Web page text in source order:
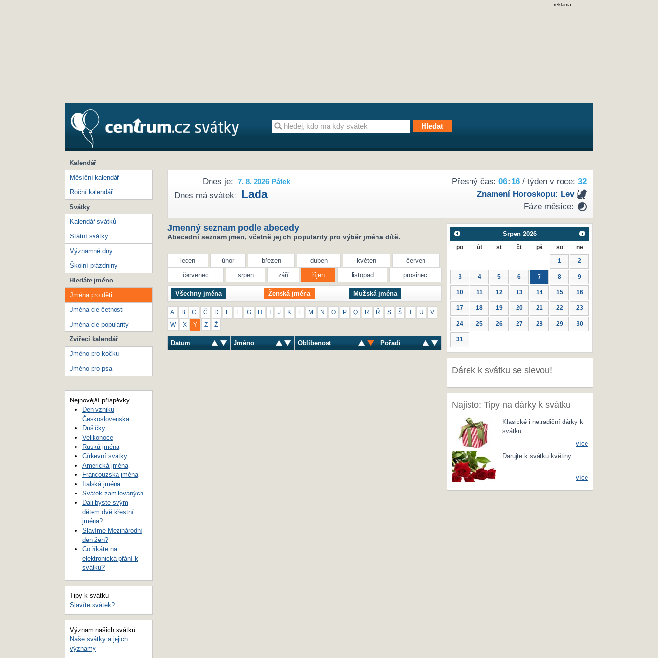
reklama
Přesný čas: 06: 16/ týden v roce: 32
Znamení Horoskopu: Lev
Fáze měsíce:
Dnes je: 7. 8. 2026 Pátek
Dnes má svátek: Lada
Jmenný seznam podle abecedy
Abecední seznam jmen, včetně jejich popularity pro výběr jména dítě.
leden únor březen duben květen
červen
červenec
srpen září říjen listopad prosinec
Všechny jména Ženská jména Mužská jména
A B C Č D E F G H J K M N O P Q R Ř S Š U V
W X Y Z Ž
Datum Jméno Oblíbenost Pořadí
Srpen 2026
po út st čt pá so ne
1 2
3 4 5 6 7 8 9
10 11 12 13 14 15 16
17 18 19 20 21 22 23
24 25 26 27 28 29 30
31
Dárek k svátku se slevou!
Najisto: Tipy na dárky k svátku
Klasické i netradiční dárky k
svátku
více
Darujte k svátku květiny
více
Kalendář
Měsíční kalendář
Roční kalendář
Svátky
Kalendář svátků
Státní svátky
Významné dny
Školní prázdniny
Hledáte jméno
Jména pro děti
Jména dle četnosti
Jména dle popularity
Zvířecí kalendář
Jméno pro kočku
Jméno pro psa
Nejnovější příspěvky
Den vzniku
Československa
Dušičky
Velikonoce
Ruská jména
Církevní svátky
Americká jména
Francouzská jména
Italská jména
Svátek zamilovaných
Dali byste svým
dětem dvě křestní
jména?
Slavíme Mezinárodní
den žen?
Co říkáte na
elektronická přání k
svátku?
Tipy k svátku
Slavíte svátek?
Význam našich svátků
Naše svátky a jejich
významy